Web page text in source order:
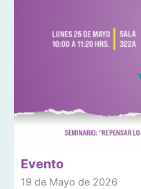
Evento
19 de Mayo de 2026